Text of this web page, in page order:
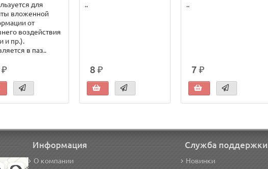
для
вложенной
от
воздействия
и пр.).
в паз..
₽
..
8 ₽
..
7 ₽
Информация
О компании
Служба поддержки
Новинки